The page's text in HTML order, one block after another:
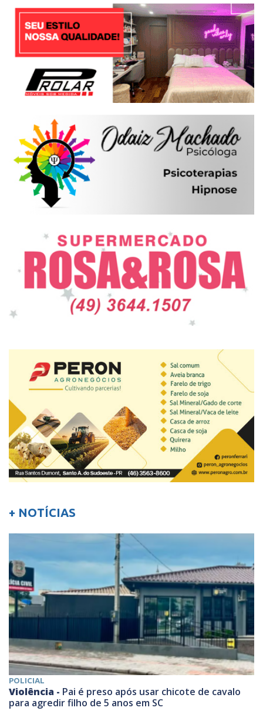
+ NOTÍCIAS
POLICIAL
Violência - Pai é preso após usar chicote de cavalo
para agredir filho de 5 anos em SC